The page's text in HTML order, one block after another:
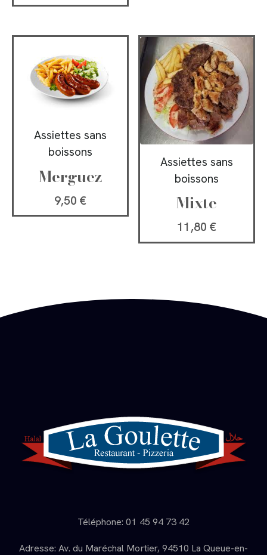
Assiettes sans
boissons
Merguez
9,50 €
Assiettes sans
boissons
Mixte
11,80 €
Téléphone: 01 45 94 73 42
Adresse: Av. du Maréchal Mortier, 94510 La Queue-en-